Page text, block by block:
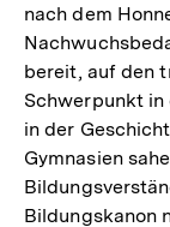
nach dem
bereit, auf den
Schwerpunkt in
in der
Gymnasien
Bildungskanon